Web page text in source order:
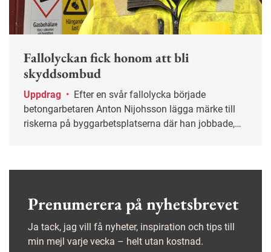
Fallolyckan fick honom att bli
skyddsombud
Uppdrag •
betongarbetaren Anton Nijohsson lägga märke till
riskerna på byggarbetsplatserna där han jobbade,
Prenumerera på nyhetsbrevet
Ja tack, jag vill få nyheter, inspiration och tips till
min mejl varje vecka – helt utan kostnad.